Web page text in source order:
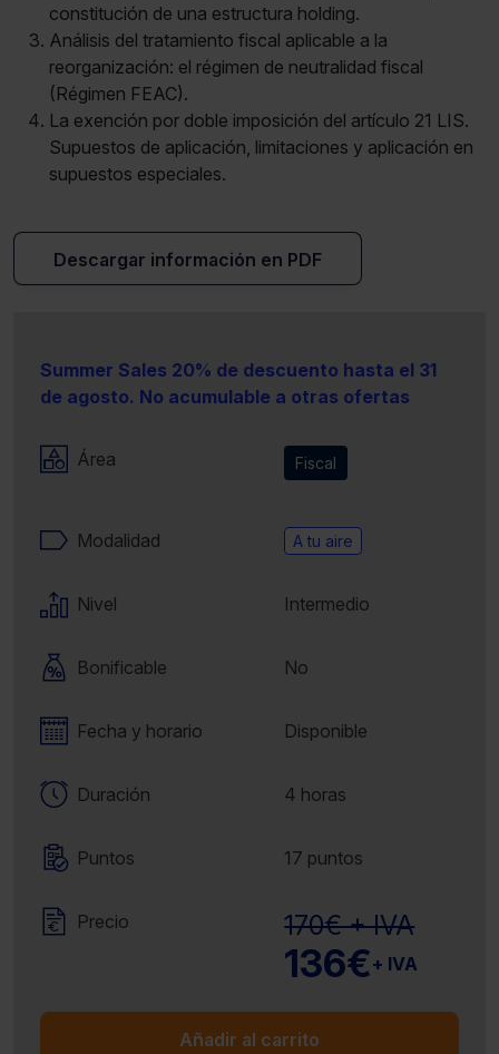
constitución de una estructura holding.
Análisis del tratamiento fiscal aplicable a la
reorganización: el régimen de neutralidad fiscal
(Régimen FEAC).
La exención por doble imposición del artículo 21 LIS.
Supuestos de aplicación, limitaciones y aplicación en
supuestos especiales.
Descargar información en PDF
Summer Sales 20% de descuento hasta el 31
de agosto. No acumulable a otras ofertas
Área Fiscal
Modalidad A tu aire
Nivel Intermedio
Bonificable No
Fecha y horario Disponible
Duración 4 horas
Puntos 17 puntos
Precio 170€ + IVA
136€+ IVA
Añadir al carrito